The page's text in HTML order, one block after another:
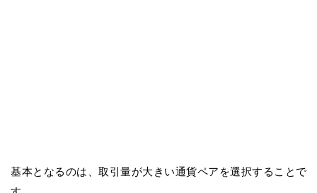
基本となるのは、取引量が大きい通貨ペアを選択することで